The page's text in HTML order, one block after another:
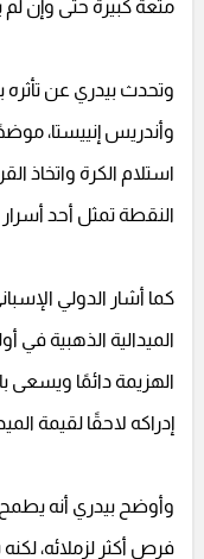
متعة كبيرة حتى وإن لم
وتحدث بيدري عن تأثره
وأندريس إنييستا،
استلام الكرة واتخاذ
النقطة تمثل أحد
كما أشار الدولي
الهزيمة دائمًا ويسعى
إدراكه لاحقًا لقيمة
وأوضح بيدري أنه
فرص أكثر لزملائه،